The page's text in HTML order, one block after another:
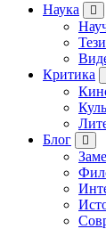
Наука
Критика
Блог